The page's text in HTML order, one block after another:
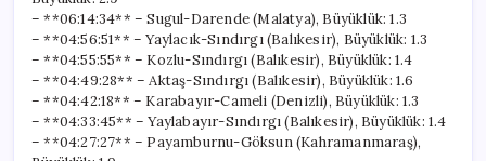
– **06:14:34** – Sugul-Darende (Malatya), Büyüklük: 1.3
– **04:56:51** – Yaylacık-Sındırgı (Balıkesir), Büyüklük: 1.3
– **04:55:55** – Kozlu-Sındırgı (Balıkesir), Büyüklük: 1.4
– **04:49:28** – Aktaş-Sındırgı (Balıkesir), Büyüklük: 1.6
– **04:42:18** – Karabayır-Cameli (Denizli), Büyüklük: 1.3
– **04:33:45** – Yaylabayır-Sındırgı (Balıkesir), Büyüklük: 1.4
– **04:27:27** – Payamburnu-Göksun (Kahramanmaraş),